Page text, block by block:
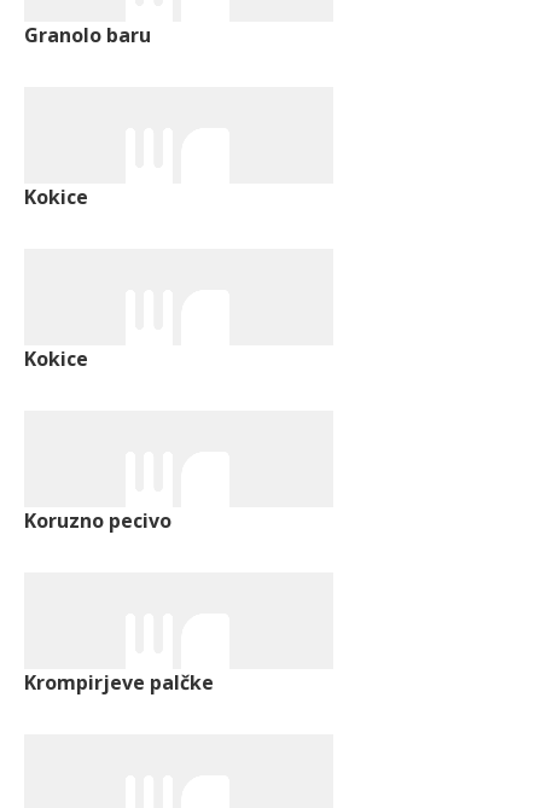
Granolo baru
Kokice
Kokice
Koruzno pecivo
Krompirjeve palčke